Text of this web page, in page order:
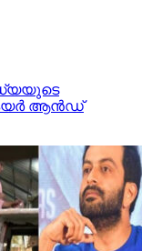
ആന്‍ഡ്